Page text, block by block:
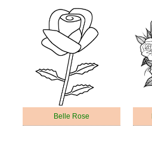
Belle Rose